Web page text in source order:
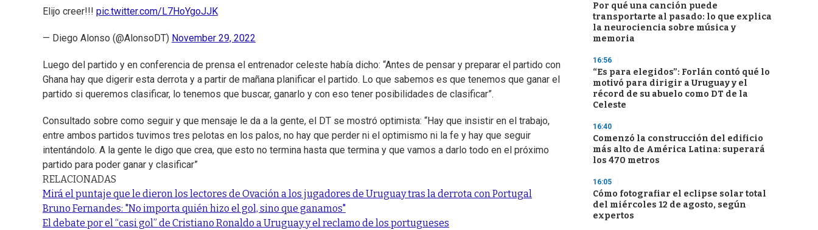
Elijo creer!!! pic.twitter.com/L7HoYgoJJK
— Diego Alonso (@AlonsoDT) November 29, 2022
Luego del partido y en conferencia de prensa el entrenador celeste había dicho: “Antes de pensar y preparar el partido con
Ghana hay que digerir esta derrota y a partir de mañana planificar el partido. Lo que sabemos es que tenemos que ganar el
partido si queremos clasificar, lo tenemos que buscar, ganarlo y con eso tener posibilidades de clasificar”.
Consultado sobre como seguir y que mensaje le da a la gente, el DT se mostró optimista: “Hay que insistir en el trabajo,
entre ambos partidos tuvimos tres pelotas en los palos, no hay que perder ni el optimismo ni la fe y hay que seguir
intentándolo. A la gente le digo que crea, que esto no termina hasta que termina y que vamos a darlo todo en el próximo
partido para poder ganar y clasificar”
RELACIONADAS
Mirá el puntaje que le dieron los lectores de Ovación a los jugadores de Uruguay tras la derrota con Portugal
Bruno Fernandes: "No importa quién hizo el gol, sino que ganamos"
El debate por el “casi gol” de Cristiano Ronaldo a Uruguay y el reclamo de los portugueses
Por qué una canción puede
transportarte al pasado: lo que explica
la neurociencia sobre música y
memoria
16:56
“Es para elegidos”: Forlán contó qué lo
motivó para dirigir a Uruguay y el
récord de su abuelo como DT de la
Celeste
16:40
Comenzó la construcción del edificio
más alto de América Latina: superará
los 470 metros
16:05
Cómo fotografiar el eclipse solar total
del miércoles 12 de agosto, según
expertos